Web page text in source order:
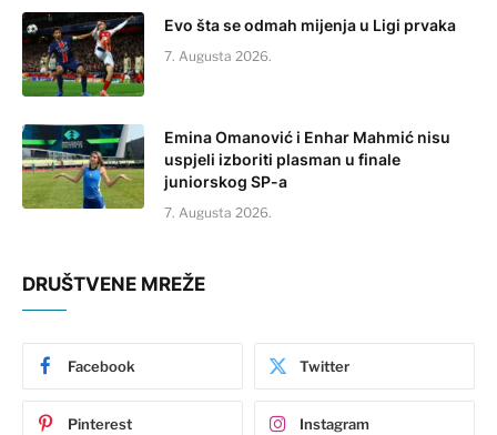
Evo šta se odmah mijenja u Ligi prvaka
7. Augusta 2026.
Emina Omanović i Enhar Mahmić nisu
uspjeli izboriti plasman u finale
juniorskog SP-a
7. Augusta 2026.
DRUŠTVENE MREŽE
Facebook Twitter
Pinterest Instagram